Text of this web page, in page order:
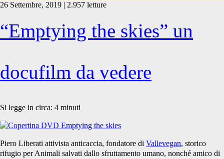
Tag:
<span>bracconaggio
cipro</span>
26 Settembre, 2019 | 2.957 letture
“Emptying the skies” un
docufilm da vedere
Si legge in circa: 4 minuti
Piero Liberati attivista anticaccia, fondatore di Vallevegan, storico
rifugio per Animali salvati dallo sfruttamento umano, nonché amico di